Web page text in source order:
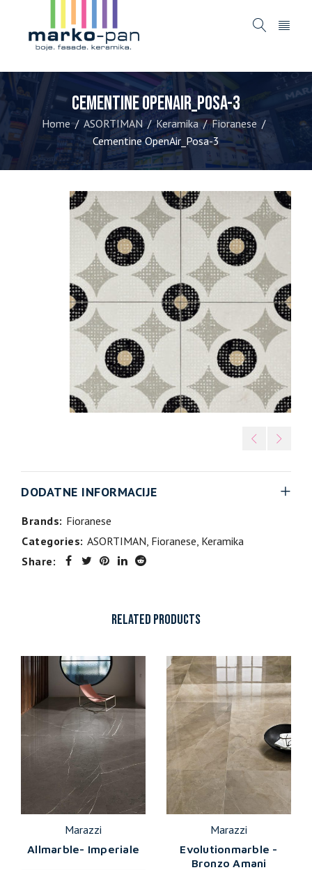
Cementine OpenAir_Posa-3
Home / ASORTIMAN / Keramika / Fioranese /
Cementine OpenAir_Posa-3
DODATNE INFORMACIJE
Brands: Fioranese
Categories: ASORTIMAN, Fioranese, Keramika
Share:
RELATED PRODUCTS
Marazzi
Allmarble- Imperiale
Marazzi
Evolutionmarble -
Bronzo Amani